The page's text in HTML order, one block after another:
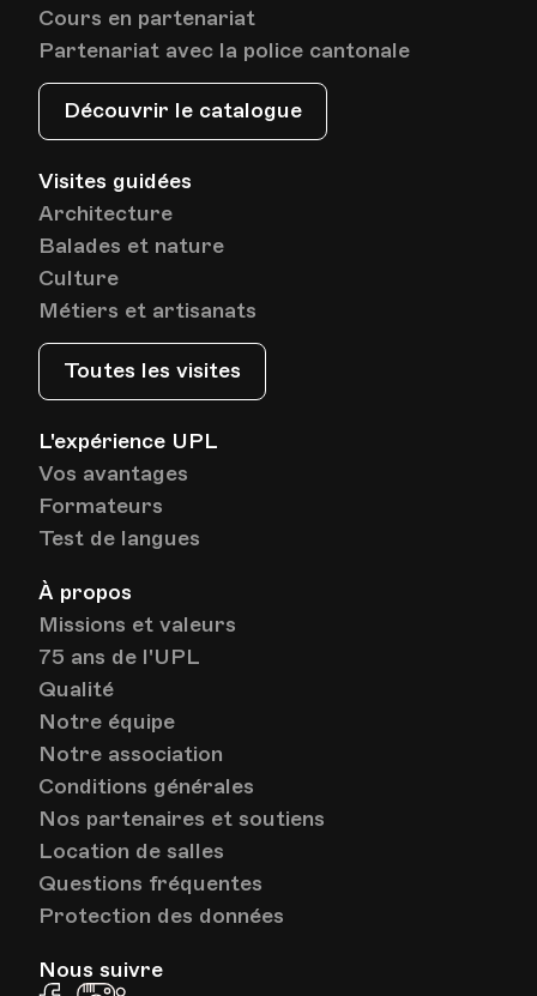
Lieu1005, Lausanne
Av. de Cour 33
Date16.12.2021
Lieu
HEP - Haute Ecole Pédagogique
1005, Lausanne
Date23.12.2021
HEP - Haute Ecole Pédagogique
1005, Lausanne
Av. de Cour 33
Lieu
HEP - Haute Ecole Pédagogique
1005, Lausanne
Av. de Cour 33
Cours en partenariat
Partenariat avec la police cantonale
Découvrir le catalogue
Visites guidées
Architecture
Balades et nature
Culture
Métiers et artisanats
Toutes les visites
L'expérience UPL
Vos avantages
Formateurs
Test de langues
À propos
Missions et valeurs
75 ans de l'UPL
Qualité
Notre équipe
Notre association
Conditions générales
Nos partenaires et soutiens
Location de salles
Questions fréquentes
Protection des données
Nous suivre